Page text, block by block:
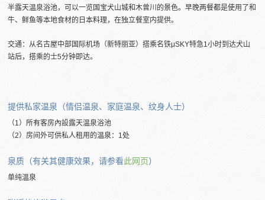
半露天温泉浴池，可以一览国宝犬山城和木曾川的景色。早晚两餐都是使用了和
牛、鲜鱼等本地食材的日本料理，在独立餐室内提供。
交通：从名古屋中部国际机场（新特丽亚）搭乘名铁μSKY特急1小时到达犬山
站后，搭乘的士5分钟即达。
提供私家温泉（情侣温泉、家庭温泉、纹身人士）
（1）所有客房內設露天温泉浴池
（2）房间外可供私人租用的温泉：1处
泉质（有关其健康效果，请参看此网页）
单纯温泉